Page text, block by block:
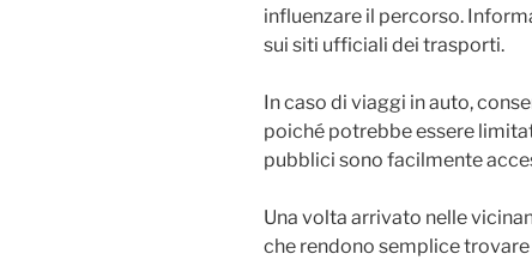
influenzare il percorso.
sui siti ufficiali dei trasporti.
In caso di viaggi in auto,
poiché potrebbe essere
pubblici sono facilmente
Una volta arrivato nelle
che rendono semplice